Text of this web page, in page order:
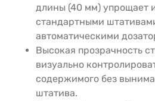
длины (40 мм) упрощает
стандартными
автоматическими
Высокая прозрачность
визуально
содержимого без
штатива.